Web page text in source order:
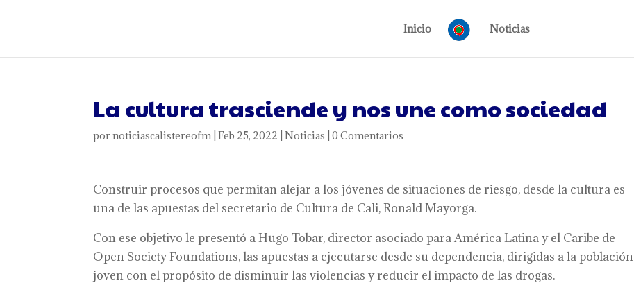
Inicio Noticias
La cultura trasciende y nos une como sociedad
pornoticiascalistereofm|Feb 25, 2022 |Noticias |0 Comentarios
Construir procesos que permitan alejar a los jóvenes de situaciones de riesgo, desde la cultura es
una de las apuestas del secretario de Cultura de Cali, Ronald Mayorga.
Con ese objetivo le presentó a Hugo Tobar, director asociado para América Latina y el Caribe de
Open Society Foundations, las apuestas a ejecutarse desde su dependencia, dirigidas a la población
joven con el propósito de disminuir las violencias y reducir el impacto de las drogas.